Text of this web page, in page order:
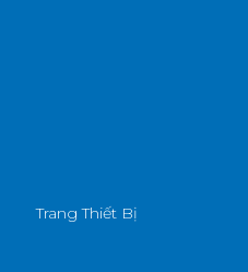
Trang Thiết Bị